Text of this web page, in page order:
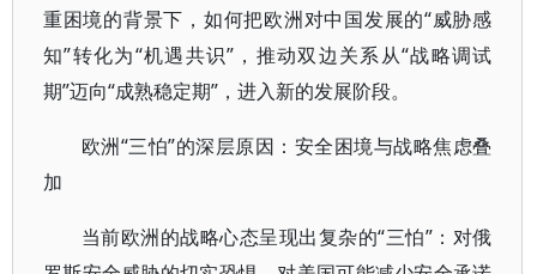
重困境的背景下，如何把欧洲对中国发展的“威胁感
知”转化为“机遇共识”，推动双边关系从“战略调试
期”迈向“成熟稳定期”，进入新的发展阶段。
欧洲“三怕”的深层原因：安全困境与战略焦虑叠
加
当前欧洲的战略心态呈现出复杂的“三怕”：对俄